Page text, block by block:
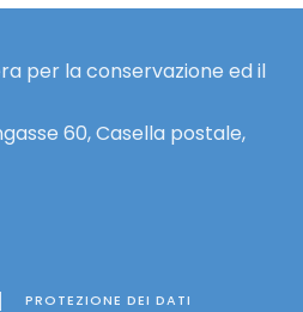
per la conservazione ed il
60, Casella postale,
PROTEZIONE DEI DATI